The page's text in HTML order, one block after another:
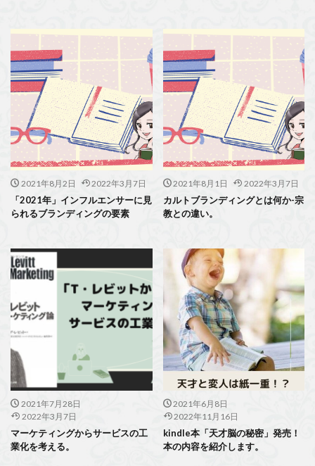
2021年8月2日 2022年3月7日
「2021年」インフルエンサーに見
られるブランディングの要素
2021年8月1日 2022年3月7日
カルトブランディングとは何か-宗
教との違い。
2021年7月28日
2022年3月7日
マーケティングからサービスの工
業化を考える。
2021年6月8日
2022年11月16日
kindle本「天才脳の秘密」発売！
本の内容を紹介します。